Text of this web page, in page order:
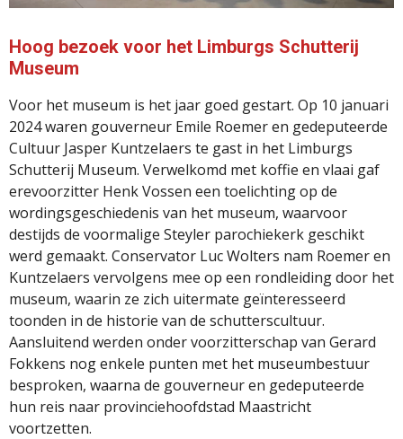
Hoog bezoek voor het Limburgs Schutterij
Museum
Voor het museum is het jaar goed gestart. Op 10 januari
2024 waren gouverneur Emile Roemer en gedeputeerde
Cultuur Jasper Kuntzelaers te gast in het Limburgs
Schutterij Museum. Verwelkomd met koffie en vlaai gaf
erevoorzitter Henk Vossen een toelichting op de
wordingsgeschiedenis van het museum, waarvoor
destijds de voormalige Steyler parochiekerk geschikt
werd gemaakt. Conservator Luc Wolters nam Roemer en
Kuntzelaers vervolgens mee op een rondleiding door het
museum, waarin ze zich uitermate geïnteresseerd
toonden in de historie van de schutterscultuur.
Aansluitend werden onder voorzitterschap van Gerard
Fokkens nog enkele punten met het museumbestuur
besproken, waarna de gouverneur en gedeputeerde
hun reis naar provinciehoofdstad Maastricht
voortzetten.